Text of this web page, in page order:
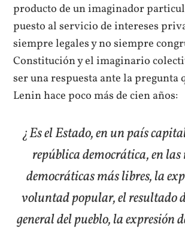
producto de un imaginador
puesto al servicio de intereses
siempre legales y no siempre
Constitución y el imaginario
ser una respuesta ante la pregunta
Lenin hace poco más de cien años:
¿Es el Estado, en un país
república democrática, en
democráticas más libres, la
voluntad popular, el resultado
general del pueblo, la expresión